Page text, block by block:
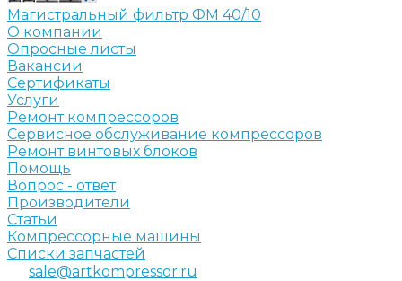
Магистральный фильтр ФМ 40/10
О компании
Опросные листы
Вакансии
Сертификаты
Услуги
Ремонт компрессоров
Сервисное обслуживание компрессоров
Ремонт винтовых блоков
Помощь
Вопрос - ответ
Производители
Статьи
Компрессорные машины
Списки запчастей
sale@artkompressor.ru